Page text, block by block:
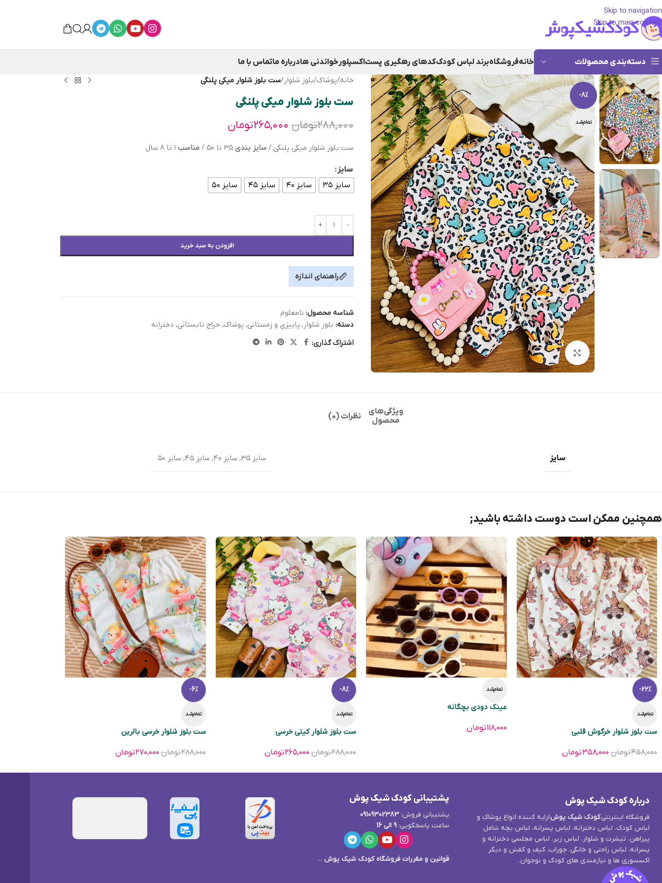
Skip to navigation
Skip to main content
دسته‌بندی محصولات خانهفروشگاهبرند لباس کودککدهای رهگیری پستاکسپلورخواندنی هادرباره ماتماس با ما
-8%
تمام‌شد
بزرگنمایی تصویر
خانه/پوشاک/بلوز شلوار/ست بلوز شلوار میکی پلنگی
ست بلوز شلوار میکی پلنگی
۲۸۸,۰۰۰تومان ۲۶۵,۰۰۰تومان
ست بلوز شلوار میکی پلنگی / سايز بندی مناسب١ تا ٨ سال
سایز
سایز ۳۵
سایز ۴۰ سایز ۴۵ سایز ۵۰
افزودن به سبد خرید
راهنمای اندازه
شناسه محصول: نامعلوم
دسته: بلوز شلوار , پاییزی و زمستانی, پوشاک, حراج تابستانی, دخترانه
اشتراک گذاری:
ویژگی‌های
محصول
نظرات (0)
سایز سایز ۳۵ , سایز ۴۰ , سایز ۴۵ , سایز ۵۰
همچنین ممکن است دوست داشته باشید;
-22%
تمام‌شد
ست بلوز شلوار خرگوش قلبی
۴۵۸,۰۰۰تومان ۳۵۸,۰۰۰تومان
تمام‌شد
عینک دودی بچگانه
۱۱۸,۰۰۰تومان
-8%
تمام‌شد
ست بلوز شلوار کیتی خرسی
۲۸۸,۰۰۰تومان ۲۶۵,۰۰۰تومان
-6%
تمام‌شد
ست بلوز شلوار خرسی بالرین
۲۸۸,۰۰۰تومان ۲۷۰,۰۰۰تومان
درباره کودک شیک پوش
فروشگاه اینترنتیکودک شیک پوشارایه کننده انواع پوشاک و
لباس کودک، لباس دخترانه، لباس پسرانه، لباس بچه شامل
پیراهن، تیشرت و شلوار، لباس زیر، لباس مجلسی دخترانه و
پسرانه، لباس راحتی و خانگی، جوراب، کیف و کفش و دیگر
اکسسوری ها و نیازمندی های کودک و نوجوان.
پشتیبانی کودک شیک پوش
پشتیبانی فروش:09109302383
ساعت پاسخگویی:9 الی 16
قوانین و مقررات فروشگاه کودک شیک پوش ...